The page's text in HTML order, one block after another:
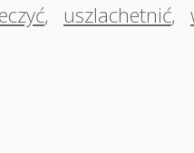
, uszlachetnić,